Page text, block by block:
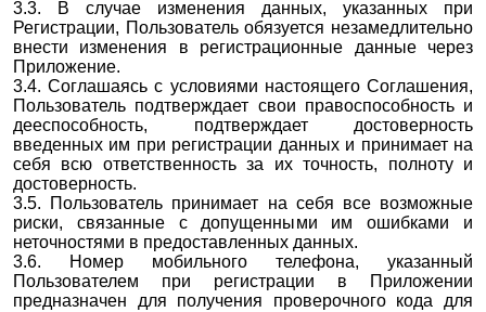
3.3. В случае изменения данных, указанных при
Регистрации, Пользователь обязуется незамедлительно
внести изменения в регистрационные данные через
Приложение.
3.4. Соглашаясь с условиями настоящего Соглашения,
Пользователь подтверждает свои правоспособность и
дееспособность, подтверждает достоверность
введенных им при регистрации данных и принимает на
себя всю ответственность за их точность, полноту и
достоверность.
3.5. Пользователь принимает на себя все возможные
риски, связанные с допущенными им ошибками и
неточностями в предоставленных данных.
3.6. Номер мобильного телефона, указанный
Пользователем при регистрации в Приложении
предназначен для получения проверочного кода для